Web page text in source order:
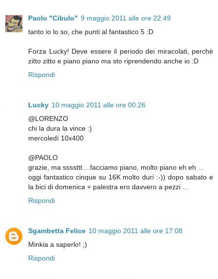
Paolo "Cibulo" 9 maggio 2011 alle ore 22:49
tanto io lo so, che punti al fantastico 5 :D
Forza Lucky! Deve essere il periodo dei miracolati, perchè
zitto zitto e piano piano ma sto riprendendo anche io :D
Rispondi
Lucky 10 maggio 2011 alle ore 00:26
@LORENZO
chi la dura la vince :)
mercoledì 10x400
@PAOLO
grazie, ma ssssttt....facciamo piano, molto piano eh eh ...
oggi fantastico cinque su 16K molto duri :-)) dopo sabato e
la bici di domenica + palestra ero davvero a pezzi ...
Rispondi
Sgambetta Felice 10 maggio 2011 alle ore 17:08
Minkia a saperlo! ;)
Rispondi